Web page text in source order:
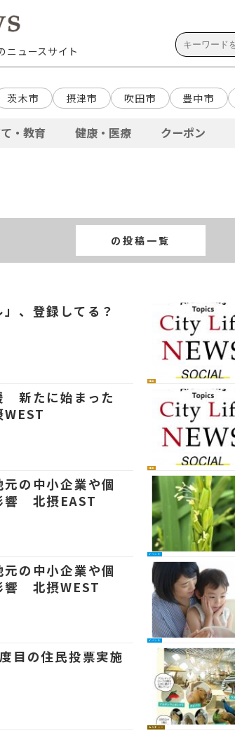
ュースサイト
茨木市 摂津市 吹田市 豊中市
・教育 健康・医療 クーポン
の投稿一覧
」、登録してる？
社会
新たに始まった
社会
の中小企業や個
響 北摂EAST
イベント
の中小企業や個
響 北摂WEST
イベント
目の住民投票実施
カルチャー